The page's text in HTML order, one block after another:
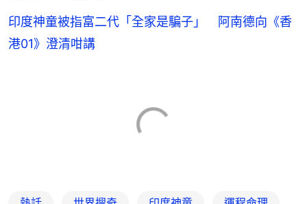
印度神童被指富二代「全家是騙子」 阿南德向《香
港01》澄清咁講